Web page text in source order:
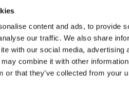
content and ads, to provide
our traffic. We also share
with our social media, advertising
combine it with other
or that they’ve collected from your
nye
hold
Indtast din E-
mail*